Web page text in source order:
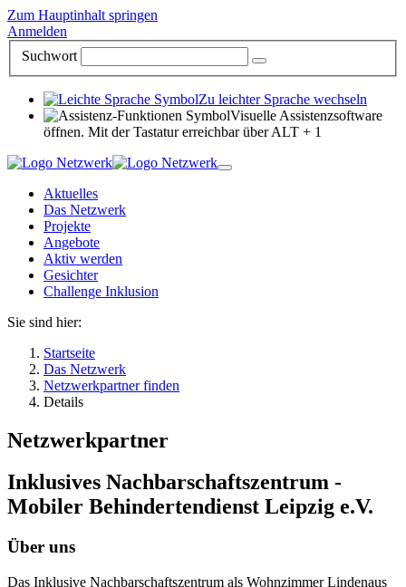
Zum Hauptinhalt springen
Anmelden
Suchwort
Zu leichter Sprache wechseln
Visuelle Assistenzsoftware
öffnen. Mit der Tastatur erreichbar über ALT + 1
Aktuelles
Das Netzwerk
Projekte
Angebote
Aktiv werden
Gesichter
Challenge Inklusion
Sie sind hier:
Startseite
Das Netzwerk
Netzwerkpartner finden
Details
Netzwerkpartner
Inklusives Nachbarschaftszentrum -
Mobiler Behindertendienst Leipzig e.V.
Über uns
Das Inklusive Nachbarschaftszentrum als Wohnzimmer Lindenaus